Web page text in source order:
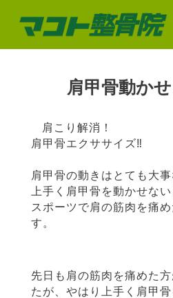
肩甲骨動か
肩こり解消！
肩甲骨エクササイズ‼︎
肩甲骨の動きはとても大事
上手く肩甲骨を動かせな
スポーツで肩の筋肉を痛
す。
先日も肩の筋肉を痛めた
たが、やはり上手く肩甲